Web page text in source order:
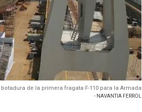
de la primera fragata F-110 para la Armada
- NAVANTIA FERROL